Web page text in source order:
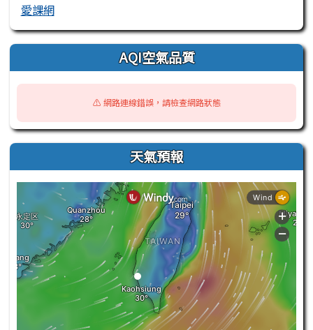
愛課網
AQI空氣品質
⚠️ 網路連線錯誤，請檢查網路狀態
天氣預報